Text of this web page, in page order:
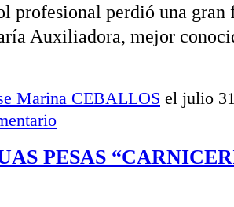
profesional perdió una gran
Auxiliadora, mejor
Marina CEBALLOS el julio
PESAS